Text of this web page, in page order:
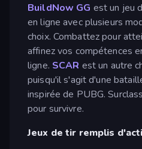
BuildNow GG est un jeu
en ligne avec plusieurs
choix. Combattez pour
affinez vos compétences
ligne. SCAR est un autre
puisqu'il s'agit d'une
inspirée de PUBG.
pour survivre.
Jeux de tir remplis